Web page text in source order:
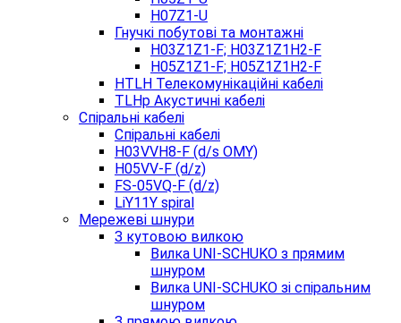
H07Z1-U
Гнучкі побутові та монтажні
H03Z1Z1-F; H03Z1Z1H2-F
H05Z1Z1-F; H05Z1Z1H2-F
HTLH Телекомунікаційні кабелі
TLHp Акустичні кабелі
Спіральні кабелі
Спіральні кабелі
H03VVH8-F (d/s OMY)
H05VV-F (d/z)
FS-05VQ-F (d/z)
LiY11Y spiral
Мережеві шнури
З кутовою вилкою
Вилка UNI-SCHUKO з прямим
шнуром
Вилка UNI-SCHUKO зі спіральним
шнуром